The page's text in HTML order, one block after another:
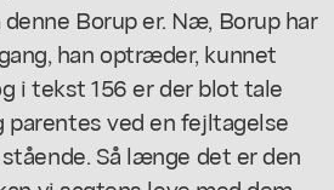
Borup er. Næ, Borup har
han optræder, kunnet
i tekst 156 er der blot tale
parentes ved en fejltagelse
Så længe det er den